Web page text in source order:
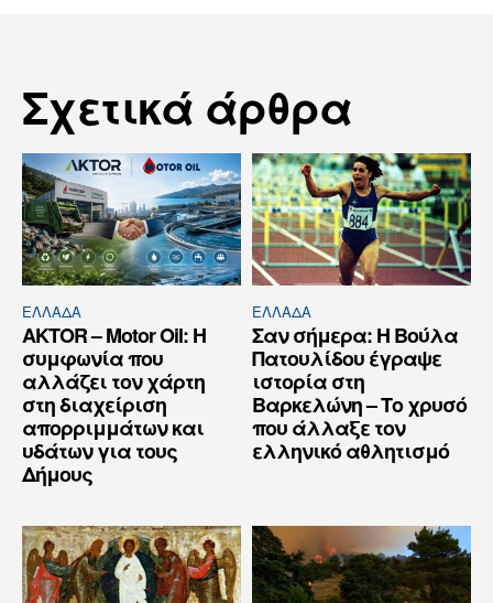
Σχετικά άρθρα
ΕΛΛΆΔΑ
AKTOR – Motor Oil: Η
συμφωνία που
αλλάζει τον χάρτη
στη διαχείριση
απορριμμάτων και
υδάτων για τους
Δήμους
ΕΛΛΆΔΑ
Σαν σήμερα: Η Βούλα
Πατουλίδου έγραψε
ιστορία στη
Βαρκελώνη – Το χρυσό
που άλλαξε τον
ελληνικό αθλητισμό